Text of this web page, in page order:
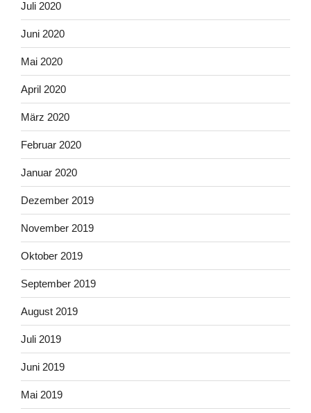
Juli 2020
Juni 2020
Mai 2020
April 2020
März 2020
Februar 2020
Januar 2020
Dezember 2019
November 2019
Oktober 2019
September 2019
August 2019
Juli 2019
Juni 2019
Mai 2019